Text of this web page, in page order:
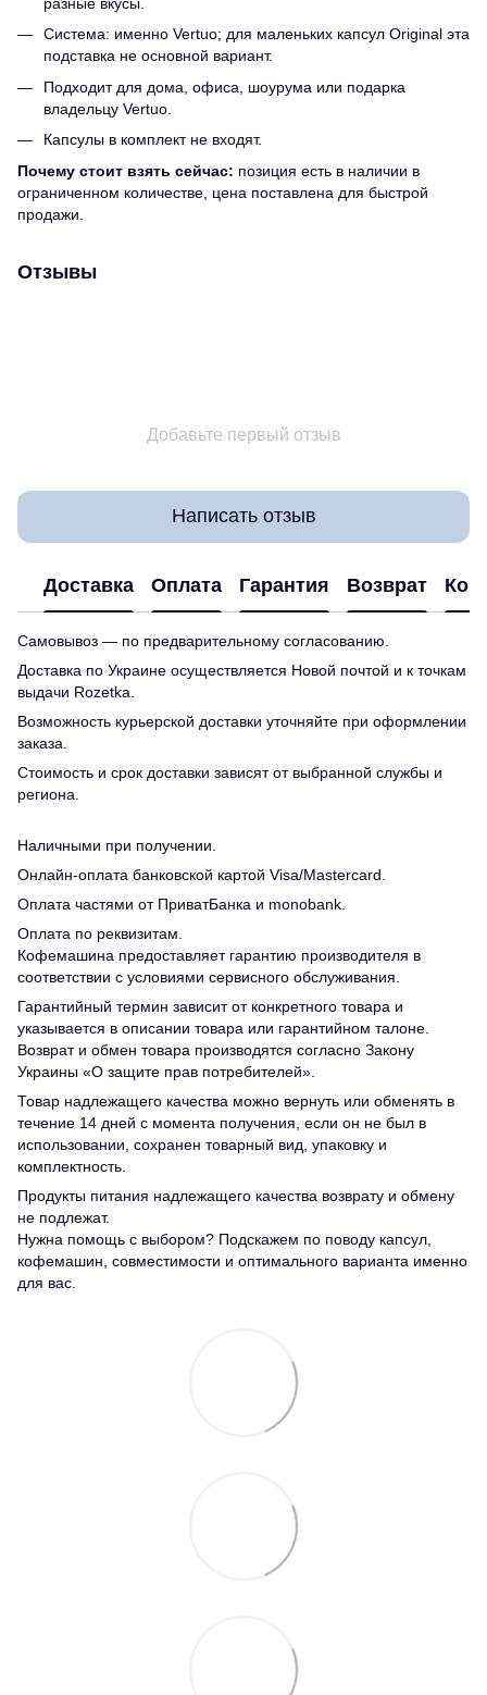
Система: именно Vertuo; для маленьких капсул Original эта
подставка не основной вариант.
Подходит для дома, офиса, шоурума или подарка
владельцу Vertuo.
Капсулы в комплект не входят.
Почему стоит взять сейчас: позиция есть в наличии в
ограниченном количестве, цена поставлена для быстрой
продажи.
Отзывы
Добавьте первый отзыв
Написать отзыв
Доставка Оплата Гарантия Возврат
Самовывоз — по предварительному согласованию.
Доставка по Украине осуществляется Новой почтой и к точкам
выдачи Rozetka.
Возможность курьерской доставки уточняйте при оформлении
заказа.
Стоимость и срок доставки зависят от выбранной службы и
региона.
Наличными при получении.
Онлайн-оплата банковской картой Visa/Mastercard.
Оплата частями от ПриватБанка и monobank.
Оплата по реквизитам.
Кофемашина предоставляет гарантию производителя в
соответствии с условиями сервисного обслуживания.
Гарантийный термин зависит от конкретного товара и
указывается в описании товара или гарантийном талоне.
Возврат и обмен товара производятся согласно Закону
Украины «О защите прав потребителей».
Товар надлежащего качества можно вернуть или обменять в
течение 14 дней с момента получения, если он не был в
использовании, сохранен товарный вид, упаковку и
комплектность.
Продукты питания надлежащего качества возврату и обмену
не подлежат.
Нужна помощь с выбором? Подскажем по поводу капсул,
кофемашин, совместимости и оптимального варианта именно
для вас.